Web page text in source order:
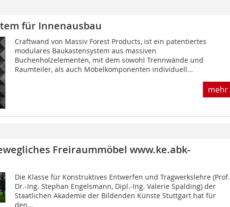
für Innenausbau
Craftwand von Massiv Forest Products, ist ein patentiertes
modulares Baukastensystem aus massiven
Buchenholzelementen, mit dem sowohl Trennwände und
Raumteiler, als auch Möbelkomponenten individuell...
mehr
Freiraummöbel www.ke.abk-
Die Klasse für Konstruktives Entwerfen und Tragwerkslehre (Prof.
Dr.-Ing. Stephan Engels­mann, Dipl.-Ing. Valerie Spalding) der
Staatlichen Akademie der Bildenden Künste Stuttgart hat für
den...